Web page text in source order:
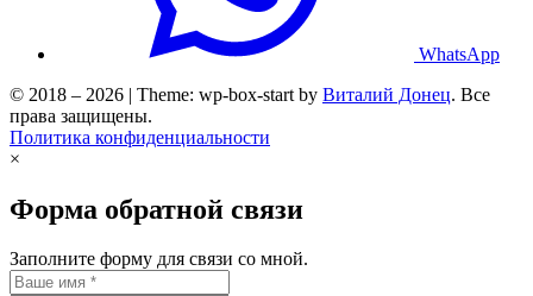
WhatsApp
© 2018 – 2026 | Theme: wp-box-start by Виталий Донец. Все
права защищены.
Политика конфиденциальности
×
Форма обратной связи
Заполните форму для связи со мной.